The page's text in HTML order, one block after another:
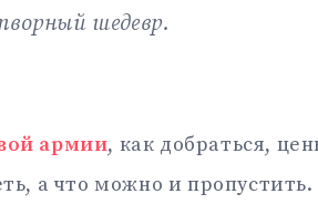
шедевр.
армии, как добраться,
а что можно и пропустить.